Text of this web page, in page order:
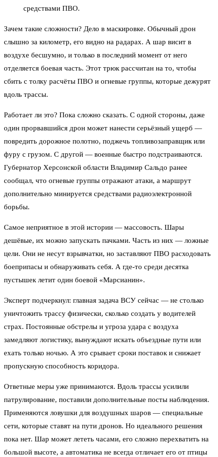
средствами ПВО.
Зачем такие сложности? Дело в маскировке. Обычный дрон
слышно за километр, его видно на радарах. А шар висит в
воздухе бесшумно, и только в последний момент от него
отделяется боевая часть. Этот трюк рассчитан на то, чтобы
сбить с толку расчёты ПВО и огневые группы, которые дежурят
вдоль трассы.
Работает ли это? Пока сложно сказать. С одной стороны, даже
один прорвавшийся дрон может нанести серьёзный ущерб —
повредить дорожное полотно, поджечь топливозаправщик или
фуру с грузом. С другой — военные быстро подстраиваются.
Губернатор Херсонской области Владимир Сальдо ранее
сообщал, что огневые группы отражают атаки, а маршрут
дополнительно минируется средствами радиоэлектронной
борьбы.
Самое неприятное в этой истории — массовость. Шары
дешёвые, их можно запускать пачками. Часть из них — ложные
цели. Они не несут взрывчатки, но заставляют ПВО расходовать
боеприпасы и обнаруживать себя. А где-то среди десятка
пустышек летит один боевой «Марсианин».
Эксперт подчеркнул: главная задача ВСУ сейчас — не столько
уничтожить трассу физически, сколько создать у водителей
страх. Постоянные обстрелы и угроза удара с воздуха
замедляют логистику, вынуждают искать объездные пути или
ехать только ночью. А это срывает сроки поставок и снижает
пропускную способность коридора.
Ответные меры уже принимаются. Вдоль трассы усилили
патрулирование, поставили дополнительные посты наблюдения.
Применяются ловушки для воздушных шаров — специальные
сети, которые ставят на пути дронов. Но идеального решения
пока нет. Шар может лететь часами, его сложно перехватить на
большой высоте, а автоматика не всегда отличает его от птицы